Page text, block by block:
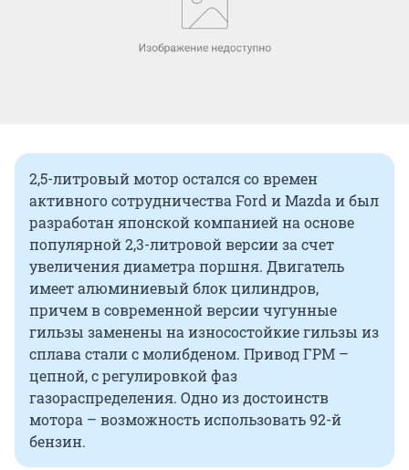
2,5-литровый мотор остался со времен
активного сотрудничества Ford и Mazda и был
разработан японской компанией на основе
популярной 2,3-литровой версии за счет
увеличения диаметра поршня. Двигатель
имеет алюминиевый блок цилиндров,
причем в современной версии чугунные
гильзы заменены на износостойкие гильзы из
сплава стали с молибденом. Привод ГРМ –
цепной, с регулировкой фаз
газораспределения. Одно из достоинств
мотора – возможность использовать 92-й
бензин.